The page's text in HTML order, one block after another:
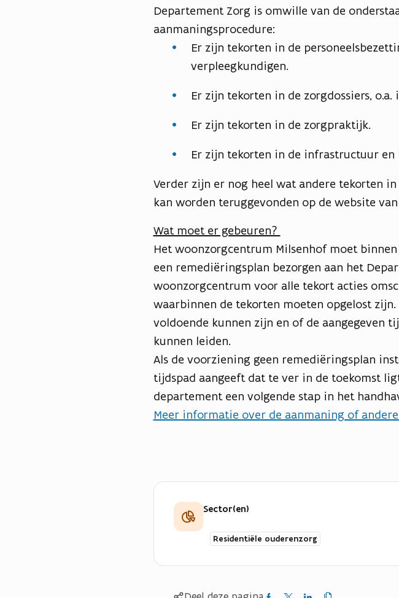
Departement Zorg is omwille van de
aanmaningsprocedure:
Er zijn tekorten in de
verpleegkundigen.
Er zijn tekorten in de zorgdossiers,
Er zijn tekorten in de zorgpraktijk.
Er zijn tekorten in de infrastructuur en
Verder zijn er nog heel wat andere tekorten
kan worden teruggevonden op de website van
Wat moet er gebeuren?
Het woonzorgcentrum Milsenhof moet
een remediëringsplan bezorgen aan het
woonzorgcentrum voor alle tekort acties
waarbinnen de tekorten moeten opgelost
voldoende kunnen zijn en of de aangegeven
kunnen leiden.
Als de voorziening geen remediëringsplan
tijdspad aangeeft dat te ver in de toekomst
departement een volgende stap in het
Meer informatie over de aanmaning of
Sector(en)
Residentiële ouderenzorg
Kopieer